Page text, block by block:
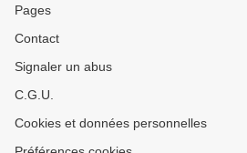
Pages
Contact
Signaler un abus
C.G.U.
Cookies et données personnelles